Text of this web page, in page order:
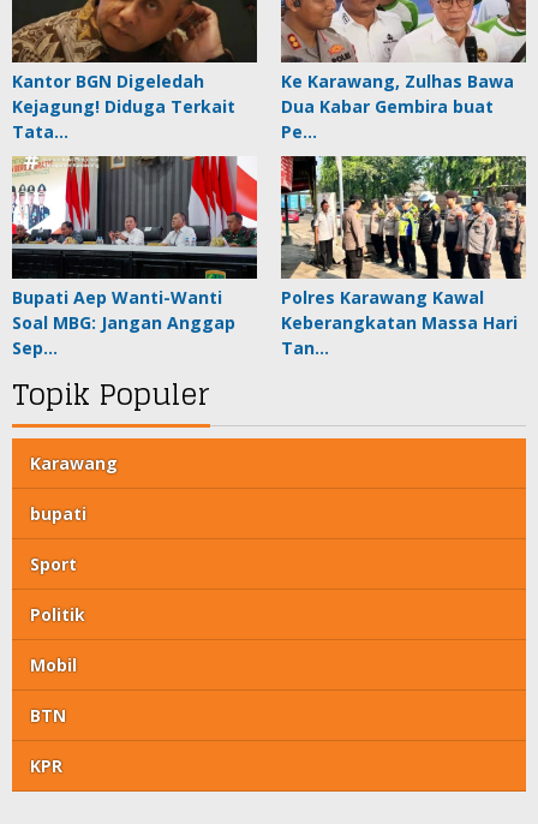
Kantor BGN Digeledah
Kejagung! Diduga Terkait
Tata…
Ke Karawang, Zulhas Bawa
Dua Kabar Gembira buat
Pe…
Bupati Aep Wanti-Wanti
Soal MBG: Jangan Anggap
Sep…
Polres Karawang Kawal
Keberangkatan Massa Hari
Tan…
Topik Populer
Karawang
bupati
Sport
Politik
Mobil
BTN
KPR